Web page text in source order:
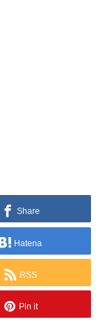
Share
Hatena
RSS
Pin it